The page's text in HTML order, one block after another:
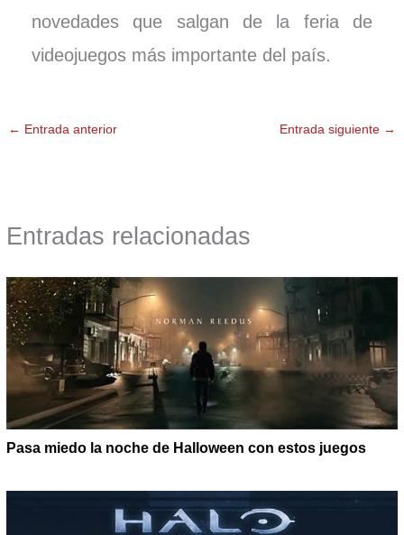
novedades que salgan de la feria de
videojuegos más importante del país.
← Entrada anterior Entrada siguiente →
Entradas relacionadas
Pasa miedo la noche de Halloween con estos juegos